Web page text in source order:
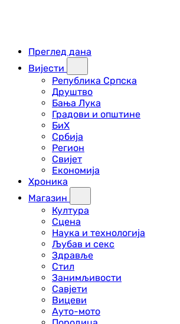
Преглед дана
Вијести
Република Српска
Друштво
Бања Лука
Градови и општине
БиХ
Србија
Регион
Свијет
Економија
Хроника
Магазин
Култура
Сцена
Наука и технологија
Љубав и секс
Здравље
Стил
Занимљивости
Савјети
Вицеви
Ауто-мото